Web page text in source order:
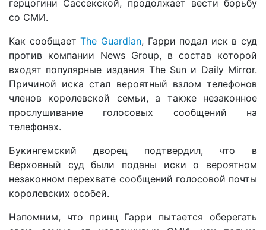
герцогини Сассекской, продолжает вести борьбу
со СМИ.
Как сообщаетThe Guardian, Гарри подал иск в суд
против компании News Group, в состав которой
входят популярные издания The Sun и Daily Mirror.
Причиной иска стал вероятный взлом телефонов
членов королевской семьи, а также незаконное
прослушивание голосовых сообщений на
телефонах.
Букингемский дворец подтвердил, что в
Верховный суд были поданы иски о вероятном
незаконном перехвате сообщений голосовой почты
королевских особей.
Напомним, что принц Гарри пытается оберегать